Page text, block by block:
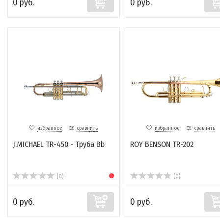
0 руб. 0 руб.
избранное сравнить
J.MICHAEL TR-450 - Труба Bb
(0)
0 руб.
избранное сравнить
ROY BENSON TR-202
(0)
0 руб.